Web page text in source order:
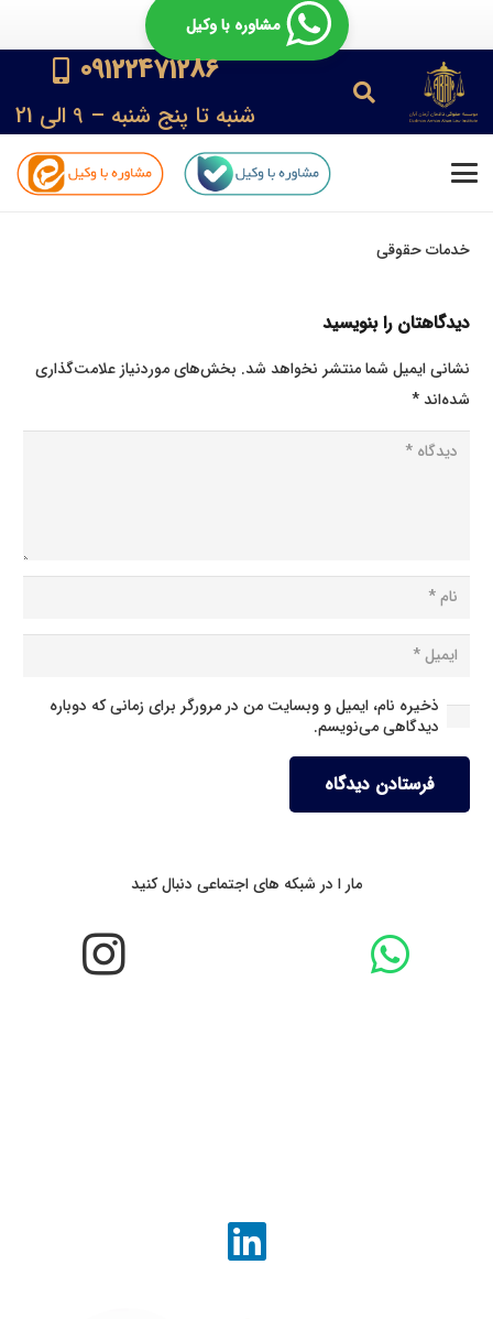
مشاوره با وکیل
09122471286
شنبه تا پنج شنبه – 9 الی 21
خدمات حقوقی
دیدگاهتان را بنویسید
نشانی ایمیل شما منتشر نخواهد شد. بخش‌های موردنیاز علامت‌گذاری
شده‌اند*
ذخیره نام، ایمیل و وبسایت من در مرورگر برای زمانی که دوباره
دیدگاهی می‌نویسم.
فرستادن دیدگاه
مار ا در شبکه های اجتماعی دنبال کنید